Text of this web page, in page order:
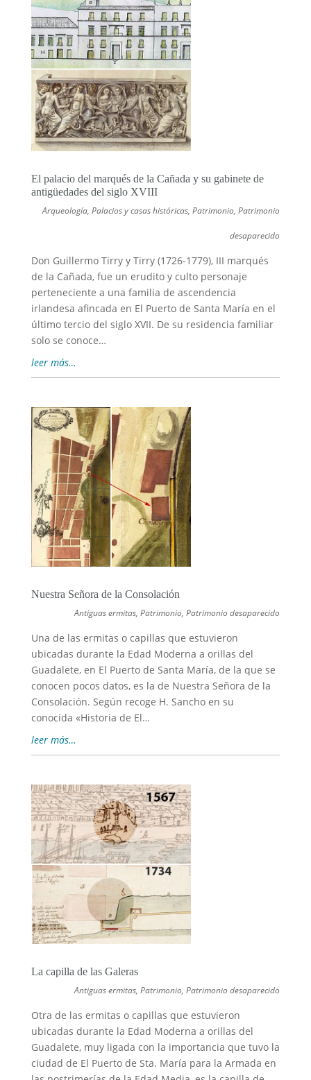
El palacio del marqués de la Cañada y su gabinete de
antigüedades del siglo XVIII
Arqueología,Palacios y casas históricas,Patrimonio,Patrimonio
desaparecido
Don Guillermo Tirry y Tirry (1726-1779), III marqués
de la Cañada, fue un erudito y culto personaje
perteneciente a una familia de ascendencia
irlandesa afincada en El Puerto de Santa María en el
último tercio del siglo XVII. De su residencia familiar
solo se conoce…
leer más…
Nuestra Señora de la Consolación
Antiguas ermitas,Patrimonio,Patrimonio desaparecido
Una de las ermitas o capillas que estuvieron
ubicadas durante la Edad Moderna a orillas del
Guadalete, en El Puerto de Santa María, de la que se
conocen pocos datos, es la de Nuestra Señora de la
Consolación. Según recoge H. Sancho en su
conocida «Historia de El…
leer más…
La capilla de las Galeras
Antiguas ermitas,Patrimonio,Patrimonio desaparecido
Otra de las ermitas o capillas que estuvieron
ubicadas durante la Edad Moderna a orillas del
Guadalete, muy ligada con la importancia que tuvo la
ciudad de El Puerto de Sta. María para la Armada en